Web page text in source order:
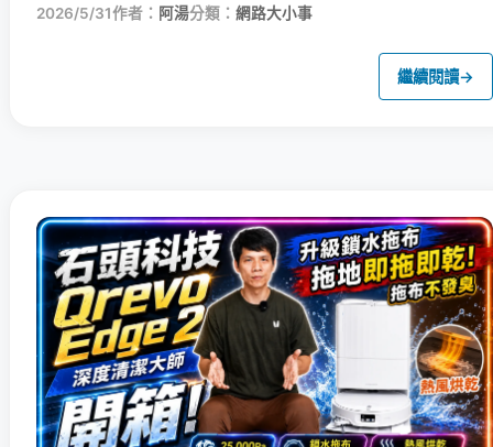
2026/5/31作者： 阿湯分類： 網路大小事
繼續閱讀→